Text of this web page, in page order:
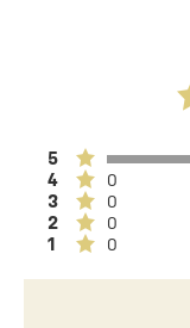
1 0
2 0
3 0
4 0
5